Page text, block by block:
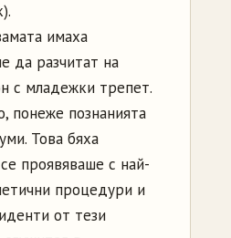
имаха
да разчитат на
с младежки трепет.
понеже познанията
Това бяха
проявяваше с най-
процедури и
от тези